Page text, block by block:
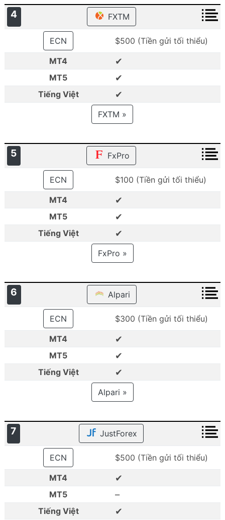
4 FXTM
ECN
$500 (Tiền gửi tối thiểu)
MT4
✔
MT5 ✔
Tiếng Việt ✔
FXTM »
5 FxPro
ECN
$100 (Tiền gửi tối thiểu)
MT4
✔
MT5 ✔
Tiếng Việt ✔
FxPro »
6 Alpari
ECN
$300 (Tiền gửi tối thiểu)
MT4
✔
MT5 ✔
Tiếng Việt ✔
Alpari »
7 JustForex
ECN
$500 (Tiền gửi tối thiểu)
MT4
✔
MT5 –
Tiếng Việt ✔